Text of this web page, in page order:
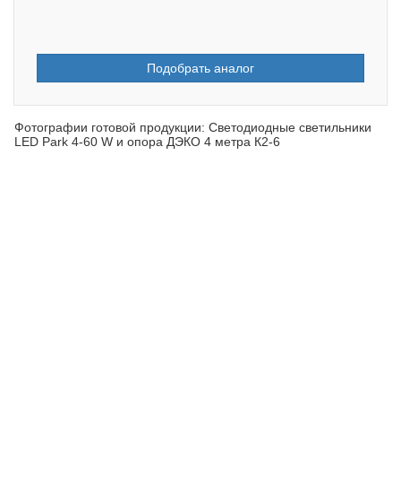
Подобрать аналог
Фотографии готовой продукции: Светодиодные светильники
LED Park 4-60 W и опора ДЭКО 4 метра К2-6